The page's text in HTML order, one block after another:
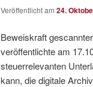
Veröffentlicht am 24.
Beweiskraft
veröffentlichte am
steuerrelevanten
kann, die digitale